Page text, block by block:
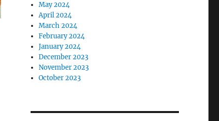
May 2024
April 2024
March 2024
February 2024
January 2024
December 2023
November 2023
October 2023